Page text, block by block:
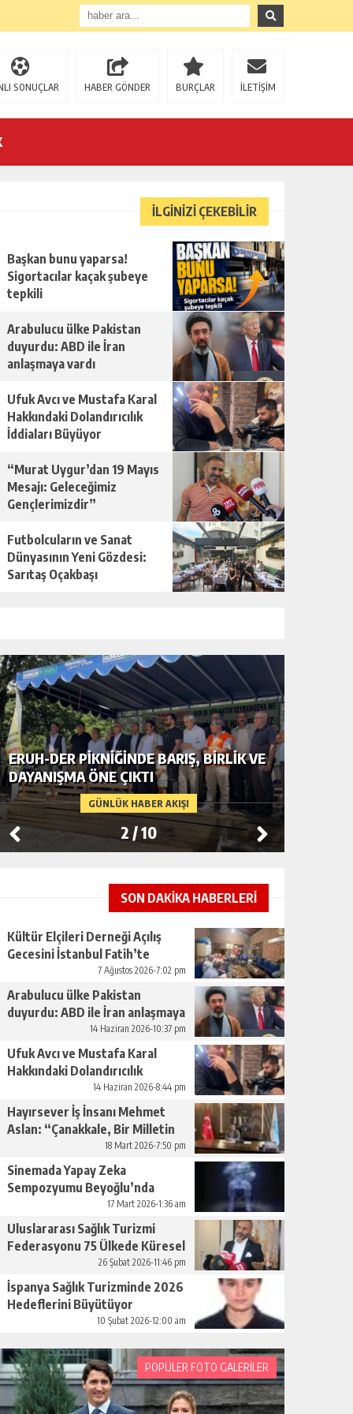
SONUÇLAR HABER GÖNDER BURÇLAR İLETİŞİM
İLGİNİZİ ÇEKEBİLİR
Başkan bunu yaparsa!
Sigortacılar kaçak şubeye
tepkili
Arabulucu ülke Pakistan
duyurdu: ABD ile İran
anlaşmaya vardı
Ufuk Avcı ve Mustafa Karal
Hakkındaki Dolandırıcılık
İddiaları Büyüyor
“Murat Uygur’dan 19 Mayıs
Mesajı: Geleceğimiz
Gençlerimizdir”
Futbolcuların ve Sanat
Dünyasının Yeni Gözdesi:
Sarıtaş Oçakbaşı
GÜNLÜK HABER AKIŞI
ERUH-DER PIKNIĞINDE BARIŞ, BIRLIK VE
DAYANIŞMA ÖNE ÇIKTI
2 /10
SON DAKİKA HABERLERİ
Kültür Elçileri Derneği Açılış
Gecesini İstanbul Fatih’te
7 Ağustos 2026-7:02 pm
Arabulucu ülke Pakistan
duyurdu: ABD ile İran anlaşmaya
14 Haziran 2026-10:37 pm
Ufuk Avcı ve Mustafa Karal
Hakkındaki Dolandırıcılık
İddiaları Büyüyor14 Haziran 2026-8:44 pm
Hayırsever İş İnsanı Mehmet
Aslan: “Çanakkale, Bir Milletin
Yeniden Doğuşudur”18 Mart 2026-7:50 pm
Sinemada Yapay Zeka
Sempozyumu Beyoğlu’nda
17 Mart 2026-1:36 am
Uluslararası Sağlık Turizmi
Federasyonu 75 Ülkede Küresel
26 Şubat 2026-11:46 pm
İspanya Sağlık Turizminde 2026
Hedeflerini Büyütüyor
10 Şubat 2026-12:00 am
POPÜLER FOTO GALERİLER